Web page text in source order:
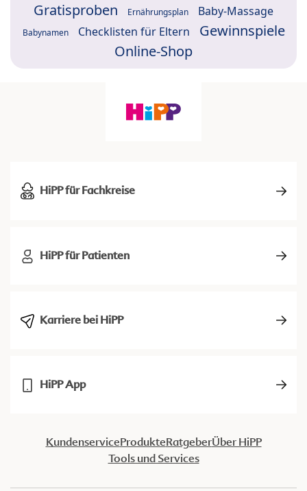
Gratisproben Ernährungsplan Baby-Massage
Babynamen Checklisten für Eltern
Gewinnspiele
Online-Shop
HiPP für Fachkreise
HiPP für Patienten
Karriere bei HiPP
HiPP App
KundenserviceProdukteRatgeberÜber HiPP
Tools und Services